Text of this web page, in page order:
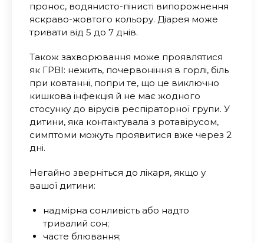
пронос, водянисто-пінисті випорожнення
яскраво-жовтого кольору. Діарея може
тривати від 5 до 7 днів.
Також захворювання може проявлятися
як ГРВІ: нежить, почервоніння в горлі, біль
при ковтанні, попри те, що це виключно
кишкова інфекція й не має жодного
стосунку до вірусів респіраторної групи. У
дитини, яка контактувала з ротавірусом,
симптоми можуть проявитися вже через 2
дні.
Негайно зверніться до лікаря, якщо у
вашої дитини:
надмірна сонливість або надто
тривалий сон;
часте блювання;